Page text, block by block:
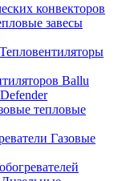
конвекторов
завесы
Тепловентиляторы
Ballu
тепловые
Газовые